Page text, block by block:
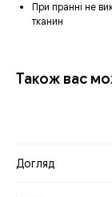
При пранні не
тканин
Також вас
Догляд